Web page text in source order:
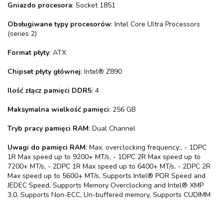
Gniazdo procesora: Socket 1851
Obsługiwane typy procesorów: Intel Core Ultra Processors
(series 2)
Format płyty: ATX
Chipset płyty głównej: Intel® Z890
Ilość złącz pamięci DDR5: 4
Maksymalna wielkość pamięci: 256 GB
Tryb pracy pamięci RAM: Dual Channel
Uwagi do pamięci RAM: Max. overclocking frequency:, - 1DPC
1R Max speed up to 9200+ MT/s, - 1DPC 2R Max speed up to
7200+ MT/s, - 2DPC 1R Max speed up to 6400+ MT/s, - 2DPC 2R
Max speed up to 5600+ MT/s, Supports Intel® POR Speed and
JEDEC Speed, Supports Memory Overclocking and Intel® XMP
3.0, Supports Non-ECC, Un-buffered memory, Supports CUDIMM